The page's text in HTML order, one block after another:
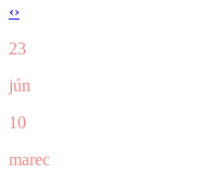
‹›
23
jún
10
marec